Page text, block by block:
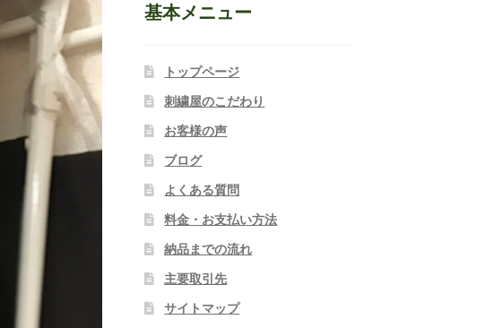
基本メニュー
トップページ
刺繍屋のこだわり
お客様の声
ブログ
よくある質問
料金・お支払い方法
納品までの流れ
主要取引先
サイトマップ